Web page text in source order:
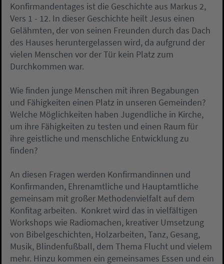
Konfirmandentages ist die Geschichte aus Markus 2,
Vers 1 - 12. In dieser Geschichte heilt Jesus einen
Gelähmten, der von seinen Freunden durch das Dach
des Hauses heruntergelassen wird, da aufgrund der
vielen Menschen vor der Tür kein Platz zum
Durchkommen war.
Wie finden junge Menschen mit ihren Begabungen
und Fähigkeiten einen Platz in unseren Gemeinden?
Welche Möglichkeiten haben Jugendliche in Kirche,
um ihre Fähigkeiten zu testen und einen Raum für
ihre geistliche und menschliche Entwicklung zu
finden?
An diesen Fragen werden Konfirmandinnen und
Konfirmanden, Ehrenamtliche und Hauptamtliche
gemeinsam mit großer Methodenvielfalt auf dem
Konfitag arbeiten. Konkret wird das in vielfältigen
Workshops wie Radiomachen, kreativer Umsetzung
von Bibelgeschichten, Holzarbeiten, Tanz, Gesang,
Musik, Blindenfußball, dem Thema Flucht und vielem
mehr. Hinzu kommen ein gemeinsames Essen und ein